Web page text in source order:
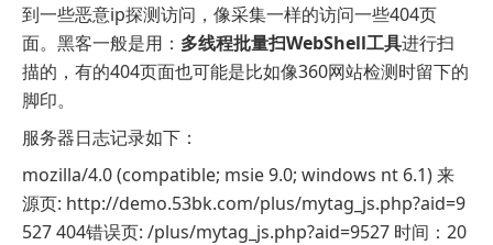
到一些恶意ip探测访问，像采集一样的访问一些404页
面。黑客一般是用： 多线程批量扫WebShell工具进行扫
描的，有的404页面也可能是比如像360网站检测时留下的
脚印。
服务器日志记录如下：
mozilla/4.0 (compatible; msie 9.0; windows nt 6.1) 来
源页: http://demo.53bk.com/plus/mytag_js.php?aid=9
527 404错误页: /plus/mytag_js.php?aid=9527 时间：20